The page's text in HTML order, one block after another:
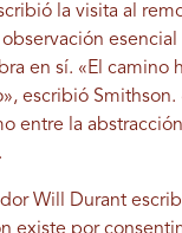
la visita al
esencial
en sí. «El camino
escribió Smithson.
entre la
Will Durant
existe por